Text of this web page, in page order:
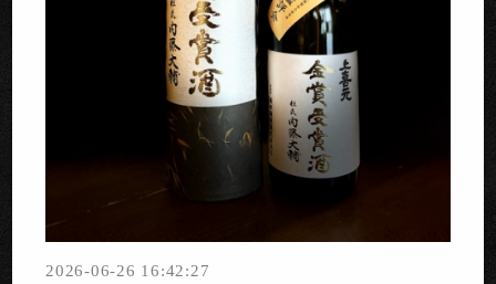
2026-06-26 16:42:27